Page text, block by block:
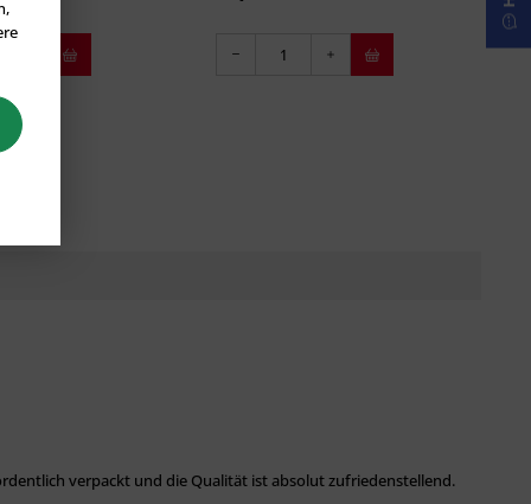
verpackt und die Qualität ist absolut zufriedenstellend.